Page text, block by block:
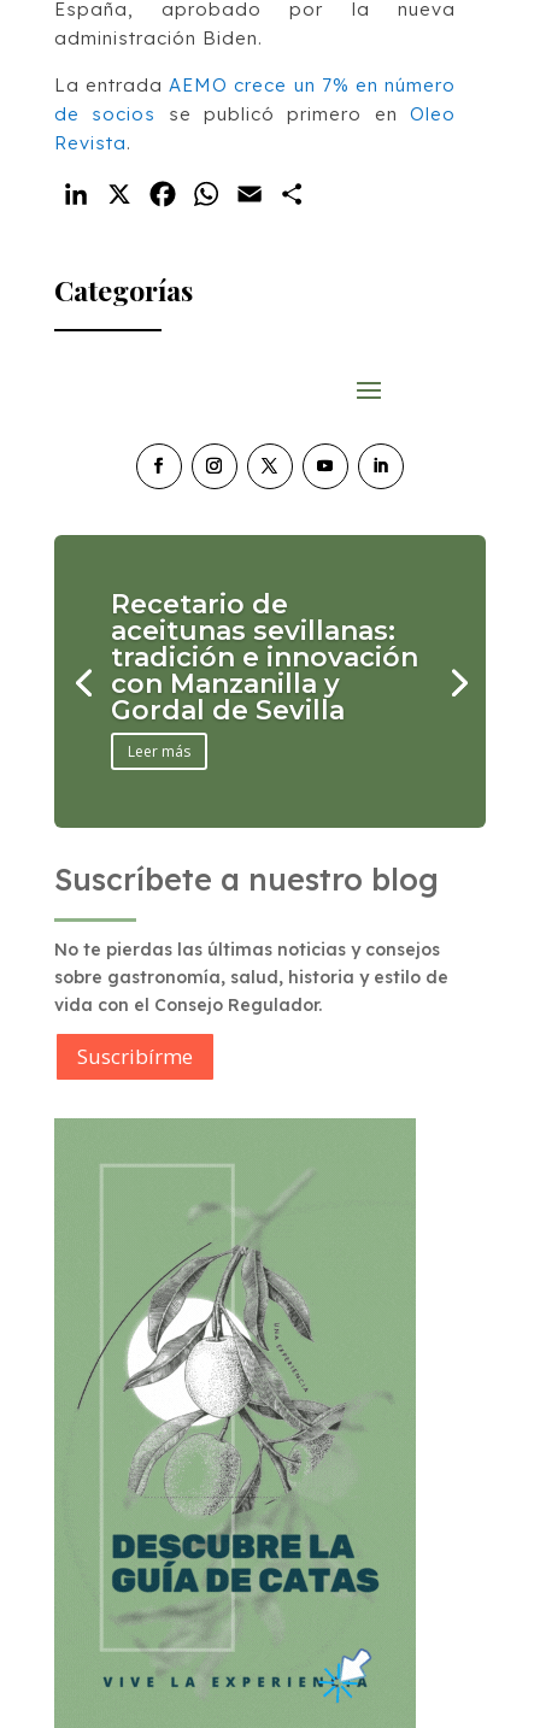
España, aprobado por la nueva
administración Biden.
La entradaAEMO crece un 7% en número
de socios
se publicó primero enOleo
Revista.
LinkedIn FacebookWhatsApp
Email
Categorías
Recetario de
aceitunas sevillanas:
tradición e innovación
con Manzanilla y
Gordal de Sevilla
Leer más
Suscríbete a nuestro blog
No te pierdas las últimas noticias y consejos
sobre gastronomía, salud, historia y estilo de
vida con el Consejo Regulador.
Suscribírme